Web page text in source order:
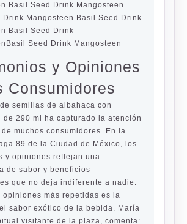
Basil Seed Drink Mangosteen
Drink Mangosteen Basil Seed Drink
Basil Seed Drink
Seed Drink Mangosteen
y Opiniones
Consumidores
semillas de albahaca con
de 290 ml ha capturado la atención
muchos consumidores. En la
89 de la Ciudad de México, los
y opiniones reflejan una
de sabor y beneficios
que no deja indiferente a nadie.
opiniones más repetidas es la
sabor exótico de la bebida. María
visitante de la plaza, comenta: